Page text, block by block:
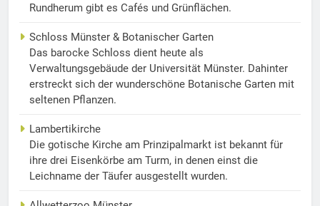
Rundherum gibt es Cafés und Grünflächen.
Schloss Münster & Botanischer Garten
Das barocke Schloss dient heute als
Verwaltungsgebäude der Universität Münster. Dahinter
erstreckt sich der wunderschöne Botanische Garten mit
seltenen Pflanzen.
Lambertikirche
Die gotische Kirche am Prinzipalmarkt ist bekannt für
ihre drei Eisenkörbe am Turm, in denen einst die
Leichname der Täufer ausgestellt wurden.